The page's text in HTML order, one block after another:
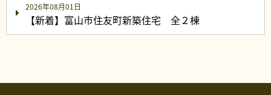
2026年08月01日
【新着】富山市住友町新築住宅 全２棟